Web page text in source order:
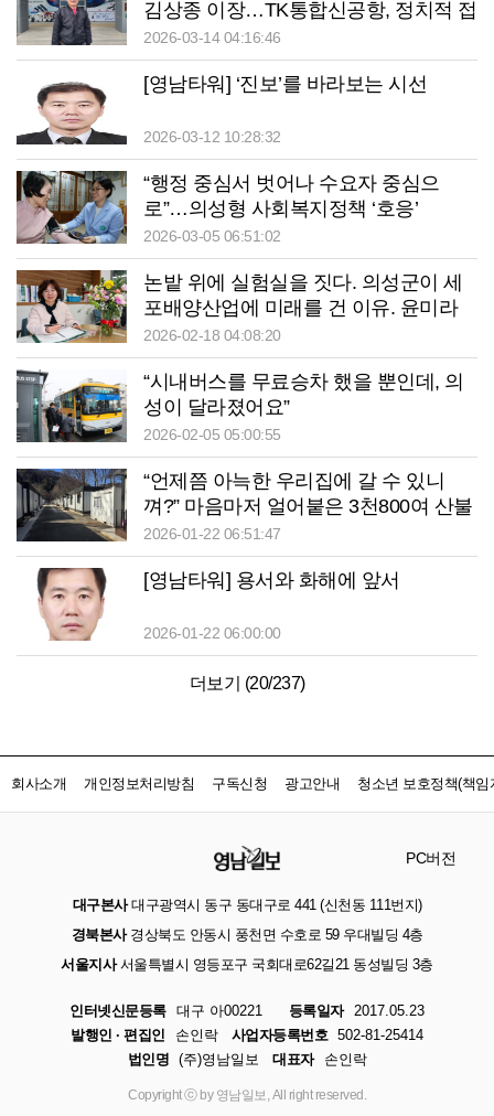
김상종 이장…TK통합신공항, 정치적 접
근 우려
2026-03-14 04:16:46
[영남타워] ‘진보’를 바라보는 시선
2026-03-12 10:28:32
“행정 중심서 벗어나 수요자 중심으
로”…의성형 사회복지정책 ‘호응’
2026-03-05 06:51:02
논밭 위에 실험실을 짓다. 의성군이 세
포배양산업에 미래를 건 이유. 윤미라
의성군청 미래산업과 과장
2026-02-18 04:08:20
“시내버스를 무료승차 했을 뿐인데, 의
성이 달라졌어요”
2026-02-05 05:00:55
“언제쯤 아늑한 우리집에 갈 수 있니
껴?” 마음마저 얼어붙은 3천800여 산불
이재민
2026-01-22 06:51:47
[영남타워] 용서와 화해에 앞서
2026-01-22 06:00:00
더보기 (20/237)
회사소개 개인정보처리방침 구독신청 광고안내 청소년 보호정책(책임
PC버전
대구본사대구광역시 동구 동대구로 441 (신천동 111번지)
경북본사경상북도 안동시 풍천면 수호로 59 우대빌딩 4층
서울지사서울특별시 영등포구 국회대로62길21 동성빌딩 3층
인터넷신문등록 대구 아00221 등록일자
2017.05.23
발행인 · 편집인
손인락 사업자등록번호 502-81-25414
법인명 (주)영남일보 대표자 손인락
Copyright ⓒ by 영남일보, All right reserved.